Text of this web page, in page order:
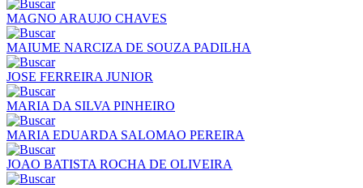
MAGNO ARAUJO CHAVES
MAIUME NARCIZA DE SOUZA PADILHA
JOSE FERREIRA JUNIOR
MARIA DA SILVA PINHEIRO
MARIA EDUARDA SALOMAO PEREIRA
JOAO BATISTA ROCHA DE OLIVEIRA